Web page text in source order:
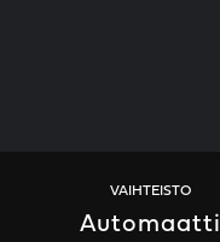
VAIHTEISTO
Automaatti